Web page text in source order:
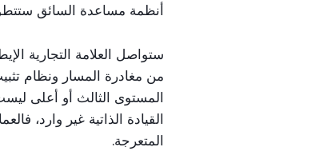
أنظمة مساعدة السائق
ستواصل العلامة التجارية
من مغادرة المسار ونظام
المستوى الثالث أو أعلى
القيادة الذاتية غير وارد،
المتعرجة.